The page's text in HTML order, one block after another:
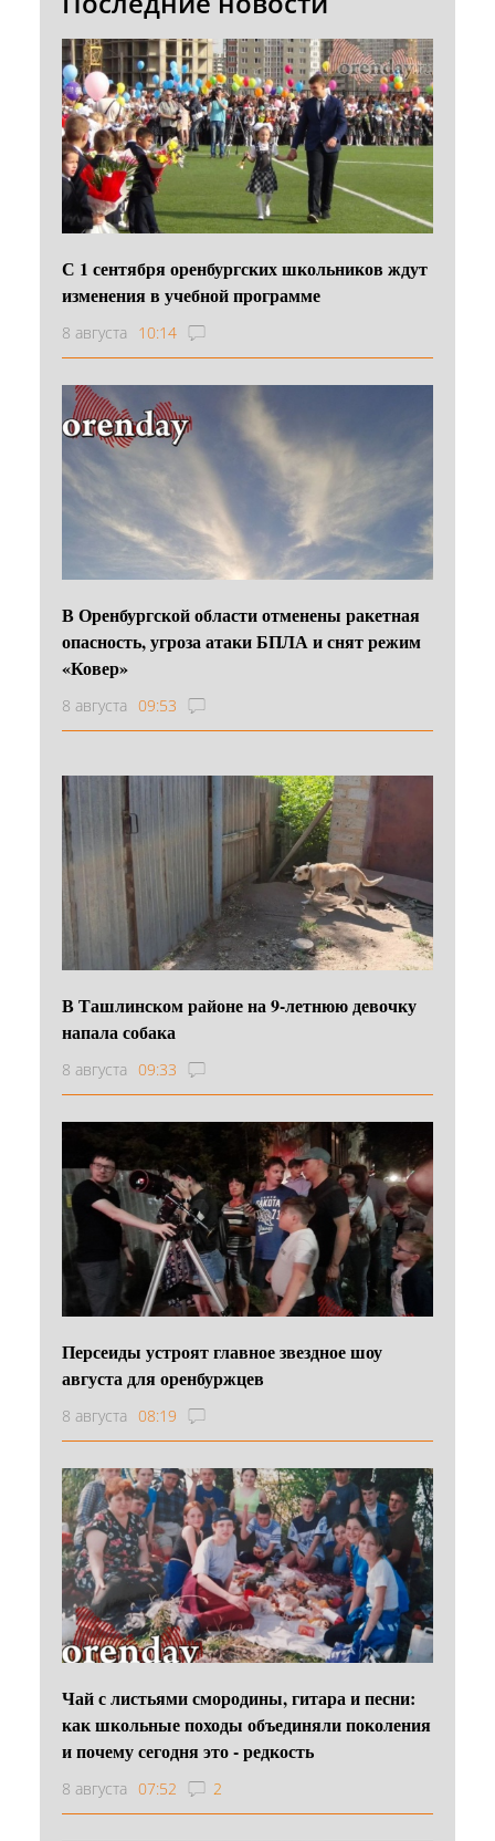
С 1 сентября оренбургских школьников ждут
изменения в учебной программе
8 августа 10:14
В Оренбургской области отменены ракетная
опасность, угроза атаки БПЛА и снят режим
«Ковер»
8 августа 09:53
В Ташлинском районе на 9-летнюю девочку
напала собака
8 августа 09:33
Персеиды устроят главное звездное шоу
августа для оренбуржцев
8 августа 08:19
Чай с листьями смородины, гитара и песни:
как школьные походы объединяли поколения
и почему сегодня это - редкость
8 августа 07:52 2